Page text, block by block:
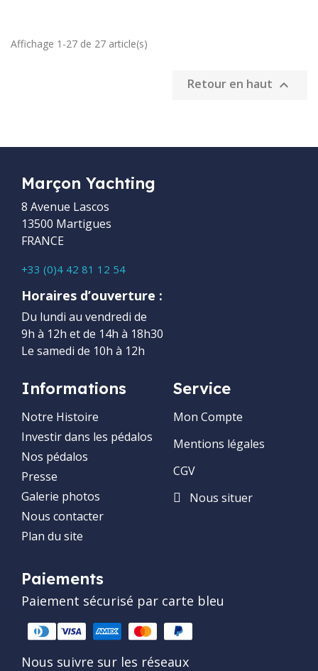
Affichage 1-27 de 27 article(s)
Retour en haut 
Marçon Yachting
8 Avenue Lascos
13500 Martigues
FRANCE
+33 (0)4 42 81 12 54
Horaires d’ouverture :
Du lundi au vendredi de
9h à 12h et de 14h à 18h30
Le samedi de 10h à 12h
Informations
Notre Histoire
Investir dans les pédalos
Nos pédalos
Presse
Galerie photos
Nous contacter
Plan du site
Service
Mon Compte
Mentions légales
CGV
Nous situer
Paiements
Paiement sécurisé par carte bleu
Nous suivre sur les réseaux